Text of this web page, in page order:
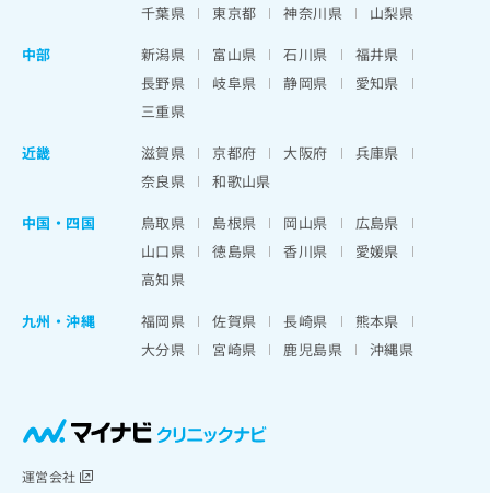
千葉県
東京都 神奈川県
山梨県
中部
新潟県 富山県 石川県
福井県
長野県
岐阜県 静岡県
愛知県
三重県
近畿
滋賀県 京都府 大阪府
兵庫県
奈良県
和歌山県
中国・四国
鳥取県 島根県 岡山県
広島県
山口県
徳島県 香川県
愛媛県
高知県
九州・沖縄
福岡県 佐賀県 長崎県
熊本県
大分県
宮崎県 鹿児島県 沖縄県
運営会社